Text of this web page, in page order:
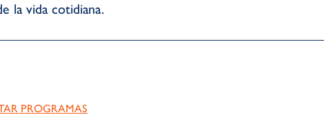
la vida cotidiana.
PROGRAMAS